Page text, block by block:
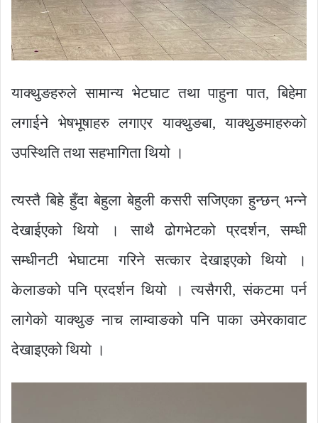
याक्थुङहरुले सामान्य भेटघाट तथा पाहुना पात, बिहेमा
लगाईने भेषभूषाहरु लगाएर याक्थुङबा, याक्थुङमाहरुको
उपस्थिति तथा सहभागिता थियो ।
त्यस्तै बिहे हुँदा बेहुला बेहुली कसरी सजिएका हुन्छन् भन्ने
देखाईएको थियो । साथै ढोगभेटको प्रदर्शन, सम्धी
सम्धीनटी भेघाटमा गरिने सत्कार देखाइएको थियो ।
केलाङको पनि प्रदर्शन थियो । त्यसैगरी, संकटमा पर्न
लागेको याक्थुङ नाच लाम्वाङको पनि पाका उमेरकावाट
देखाइएको थियो ।